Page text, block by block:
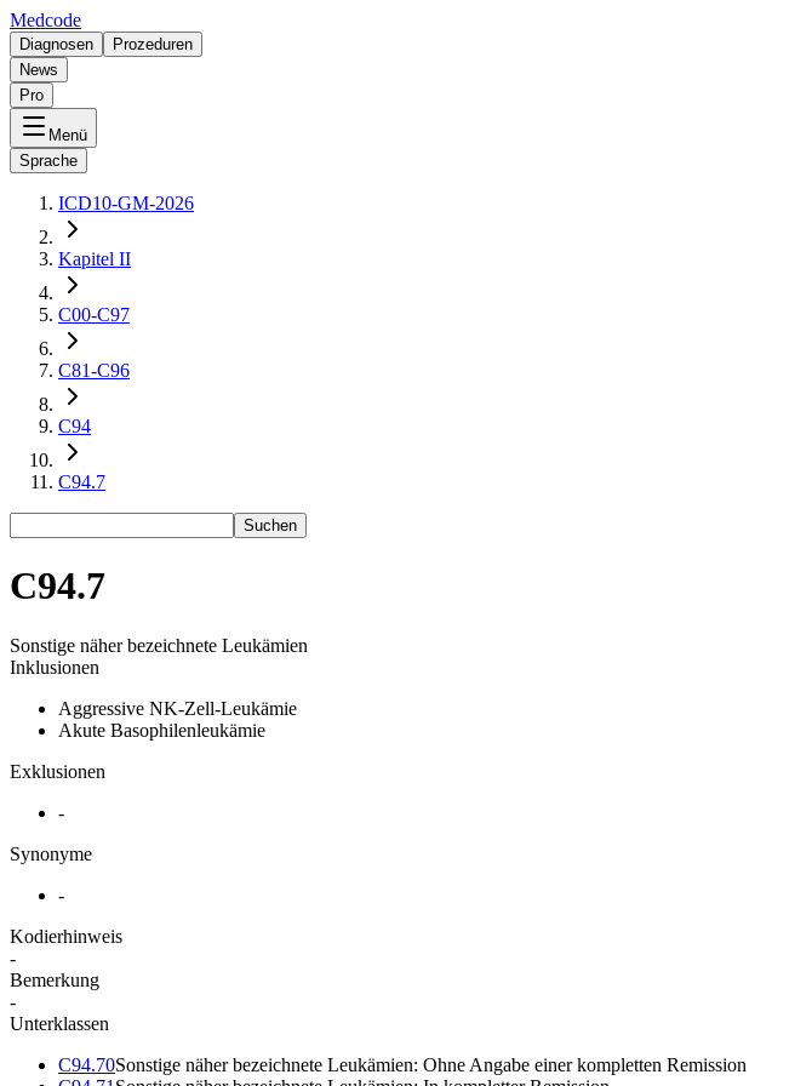
Medcode
Diagnosen
Prozeduren
News
Pro
Menü
Sprache
ICD10-GM-2026
Kapitel II
C00-C97
C81-C96
C94
C94.7
Suchen
C94.7
Sonstige näher bezeichnete Leukämien
Inklusionen
Aggressive NK-Zell-Leukämie
Akute Basophilenleukämie
Exklusionen
-
Synonyme
-
Kodierhinweis
-
Bemerkung
-
Unterklassen
C94.70Sonstige näher bezeichnete Leukämien: Ohne Angabe einer kompletten Remission